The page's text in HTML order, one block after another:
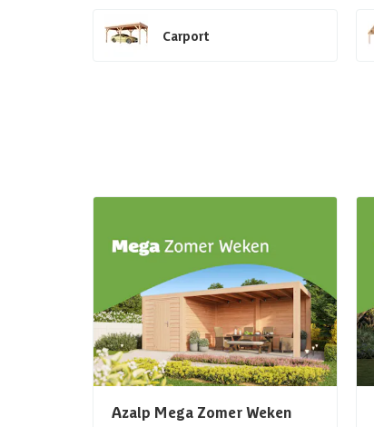
Carport
Azalp Mega Zomer Weken